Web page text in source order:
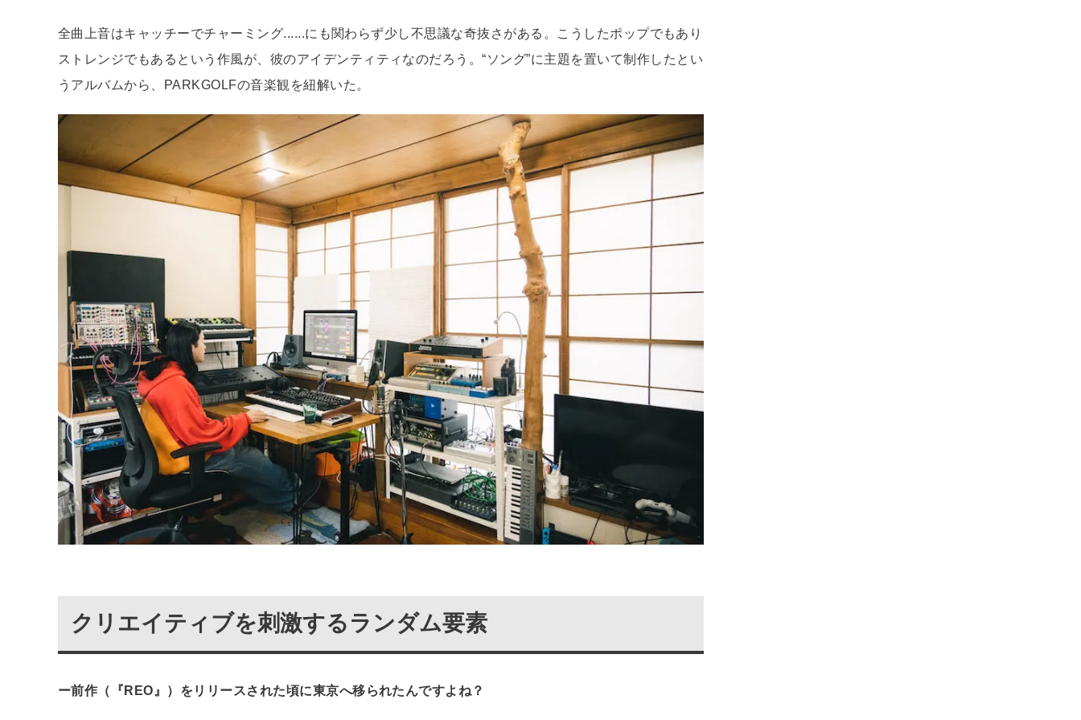
全曲上音はキャッチーでチャーミング......にも関わらず少し不思議な奇抜さがある。こうしたポップでもあり
ストレンジでもあるという作風が、彼のアイデンティティなのだろう。“ソング”に主題を置いて制作したとい
うアルバムから、PARKGOLFの音楽観を紐解いた。
クリエイティブを刺激するランダム要素
ー前作（『REO』）をリリースされた頃に東京へ移られたんですよね？